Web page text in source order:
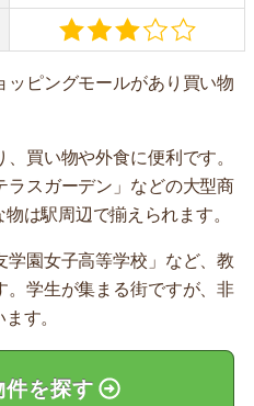
ピングモールがあり買い物
買い物や外食に便利です。
ラスガーデン」などの大型商
は駅周辺で揃えられます。
学園女子高等学校」など、教
。学生が集まる街ですが、非
す。
件を探す